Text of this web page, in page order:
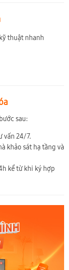
thuật nhanh
sau:
vấn 24/7.
khảo sát hạ tầng và
kể từ khi ký hợp